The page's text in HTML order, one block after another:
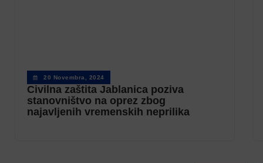
20 Novembra, 2024
Civilna zaštita Jablanica poziva
stanovništvo na oprez zbog
najavljenih vremenskih neprilika